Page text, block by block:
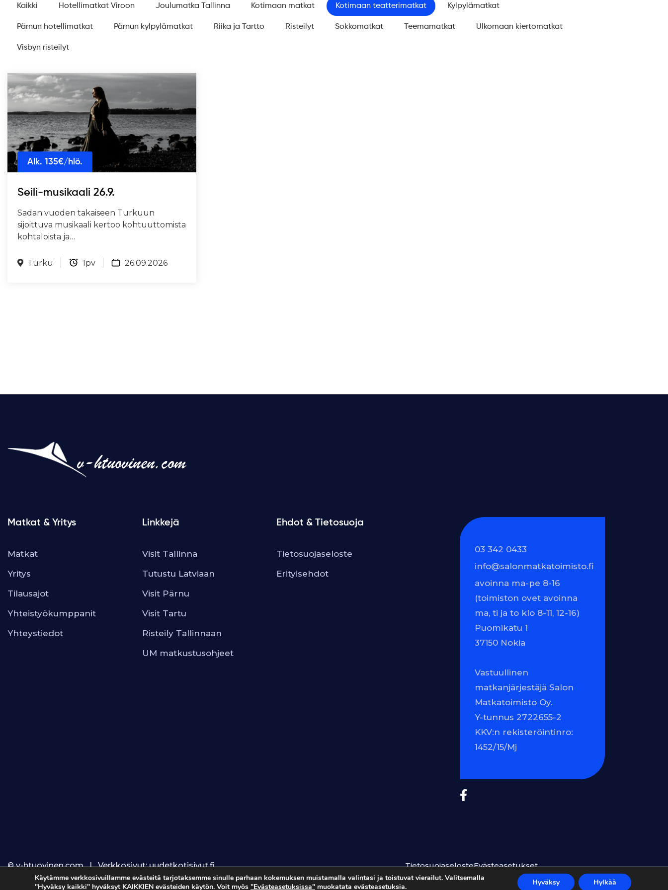
Kaikki Hotellimatkat Viroon Joulumatka Tallinna Kotimaan matkat Kotimaan teatterimatkat Kylpylämatkat
Pärnun hotellimatkat Pärnun kylpylämatkat Riika ja Tartto Risteilyt Sokkomatkat Teemamatkat Ulkomaan kiertomatkat
Visbyn risteilyt
Alk. 135€/hlö.
Seili-musikaali 26.9.
Sadan vuoden takaiseen Turkuun
sijoittuva musikaali kertoo kohtuuttomista
kohtaloista ja…
Turku 1pv 26.09.2026
Matkat & Yritys
Matkat
Yritys
Tilausajot
Yhteistyökumppanit
Yhteystiedot
Linkkejä
Visit Tallinna
Tutustu Latviaan
Visit Pärnu
Visit Tartu
Risteily Tallinnaan
UM matkustusohjeet
Ehdot & Tietosuoja
Tietosuojaseloste
Erityisehdot
03 342 0433
info@salonmatkatoimisto.fi
avoinna ma-pe 8-16
(toimiston ovet avoinna
ma, ti ja to klo 8-11, 12-16)
Puomikatu 1
37150 Nokia
Vastuullinen
matkanjärjestäjä Salon
Matkatoimisto Oy.
Y-tunnus 2722655-2
KKV:n rekisteröintinro:
1452/15/Mj
© v-htuovinen.com | Verkkosivut:uudetkotisivut.fi TietosuojaselosteEvästeasetukset
Käytämme verkkosivuillamme evästeitä tarjotaksemme sinulle parhaan kokemuksen muistamalla valintasi ja toistuvat vierailut. Valitsemalla
"Hyväksy kaikki" hyväksyt KAIKKIEN evästeiden käytön. Voit myös "Evästeasetuksissa" muokatata evästeasetuksia. Hyväksy Hylkää